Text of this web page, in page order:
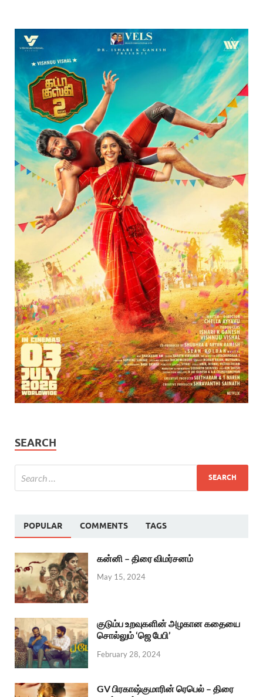
SEARCH
POPULAR COMMENTS TAGS
கன்னி – திரை விமர்சனம்
May 15, 2024
குடும்ப உறவுகளின் அழகான கதையை
சொல்லும் ‘ஜெ பேபி’
February 28, 2024
GV பிரகாஷ்குமாரின் ரெபெல் – திரை